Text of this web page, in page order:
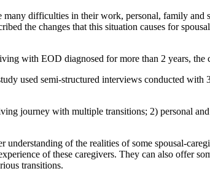
difficulties in their work, personal, family and
the changes that this situation causes for
with EOD diagnosed for more than 2 years, the
used semi-structured interviews conducted
journey with multiple transitions; 2) personal
of the realities of some spousal-
of these caregivers. They can also offer
transitions.